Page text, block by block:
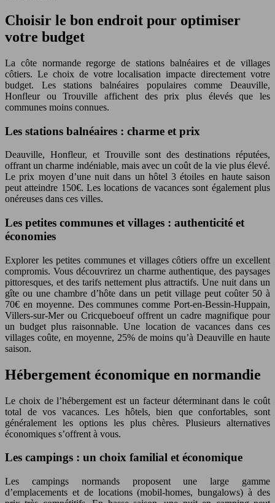
Choisir le bon endroit pour optimiser
votre budget
La côte normande regorge de stations balnéaires et de villages
côtiers. Le choix de votre localisation impacte directement votre
budget. Les stations balnéaires populaires comme Deauville,
Honfleur ou Trouville affichent des prix plus élevés que les
communes moins connues.
Les stations balnéaires : charme et prix
Deauville, Honfleur, et Trouville sont des destinations réputées,
offrant un charme indéniable, mais avec un coût de la vie plus élevé.
Le prix moyen d’une nuit dans un hôtel 3 étoiles en haute saison
peut atteindre 150€. Les locations de vacances sont également plus
onéreuses dans ces villes.
Les petites communes et villages : authenticité et
économies
Explorer les petites communes et villages côtiers offre un excellent
compromis. Vous découvrirez un charme authentique, des paysages
pittoresques, et des tarifs nettement plus attractifs. Une nuit dans un
gîte ou une chambre d’hôte dans un petit village peut coûter 50 à
70€ en moyenne. Des communes comme Port-en-Bessin-Huppain,
Villers-sur-Mer ou Cricqueboeuf offrent un cadre magnifique pour
un budget plus raisonnable. Une location de vacances dans ces
villages coûte, en moyenne, 25% de moins qu’à Deauville en haute
saison.
Hébergement économique en normandie
Le choix de l’hébergement est un facteur déterminant dans le coût
total de vos vacances. Les hôtels, bien que confortables, sont
généralement les options les plus chères. Plusieurs alternatives
économiques s’offrent à vous.
Les campings : un choix familial et économique
Les campings normands proposent une large gamme
d’emplacements et de locations (mobil-homes, bungalows) à des